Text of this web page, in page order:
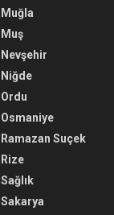
Muğla
Muş
Nevşehir
Niğde
Ordu
Osmaniye
Ramazan Suçek
Rize
Sağlık
Sakarya